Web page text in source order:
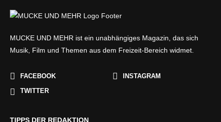
MUCKE UND MEHR ist ein unabhängiges Magazin, das sich
Musik, Film und Themen aus dem Freizeit-Bereich widmet.
FACEBOOK
INSTAGRAM
TWITTER
TIPPS DER REDAKTION